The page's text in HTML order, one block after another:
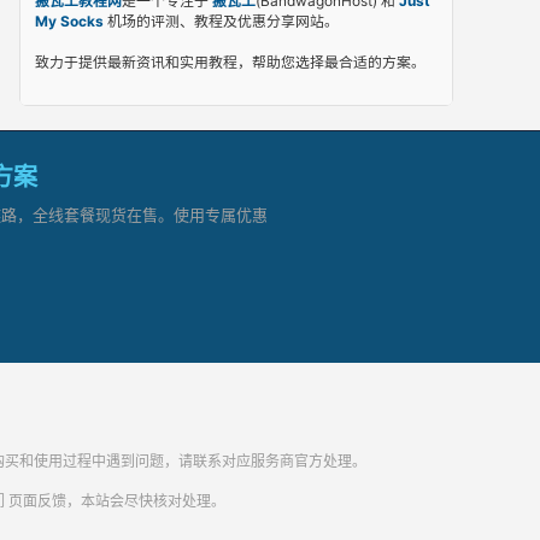
My Socks 机场的评测、教程及优惠分享网站。
致力于提供最新资讯和实用教程，帮助您选择最合适的方案。
案
，全线套餐现货在售。使用专属优惠
使用过程中遇到问题，请联系对应服务商官方处理。
页面反馈，本站会尽快核对处理。